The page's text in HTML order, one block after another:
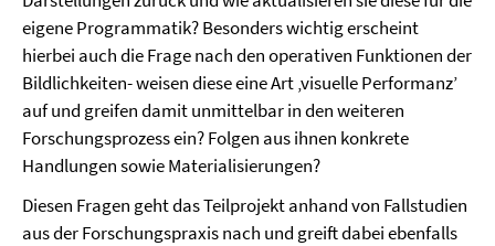
eigene Programmatik? Besonders wichtig erscheint
hierbei auch die Frage nach den operativen Funktionen der
Bildlichkeiten- weisen diese eine Art ‚visuelle Performanz’
auf und greifen damit unmittelbar in den weiteren
Forschungsprozess ein? Folgen aus ihnen konkrete
Handlungen sowie Materialisierungen?
Diesen Fragen geht das Teilprojekt anhand von Fallstudien
aus der Forschungspraxis nach und greift dabei ebenfalls